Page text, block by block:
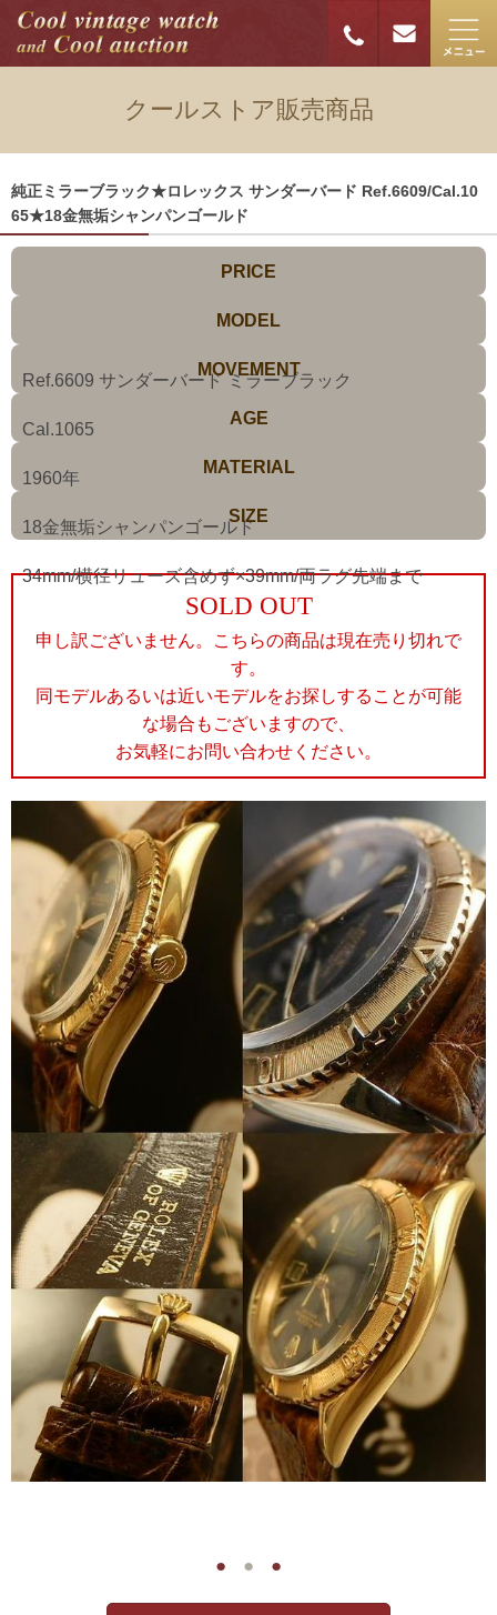
クールストア販売商品
純正ミラーブラック★ロレックス サンダーバード Ref.6609/Cal.10
65★18金無垢シャンパンゴールド
PRICE
MODEL
Ref.6609 サンダーバード ミラーブラック
MOVEMENT
Cal.1065
AGE
1960年
MATERIAL
18金無垢シャンパンゴールド
SIZE
34mm/横径リューズ含めず×39mm/両ラグ先端まで
SOLD OUT
申し訳ございません。こちらの商品は現在売り切れで
す。
同モデルあるいは近いモデルをお探しすることが可能
な場合もございますので、
お気軽にお問い合わせください。
● ● ●